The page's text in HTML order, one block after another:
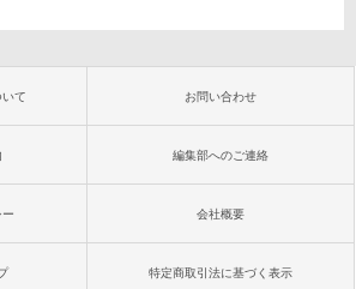
て お問い合わせ
編集部へのご連絡
会社概要
特定商取引法に基づく表示